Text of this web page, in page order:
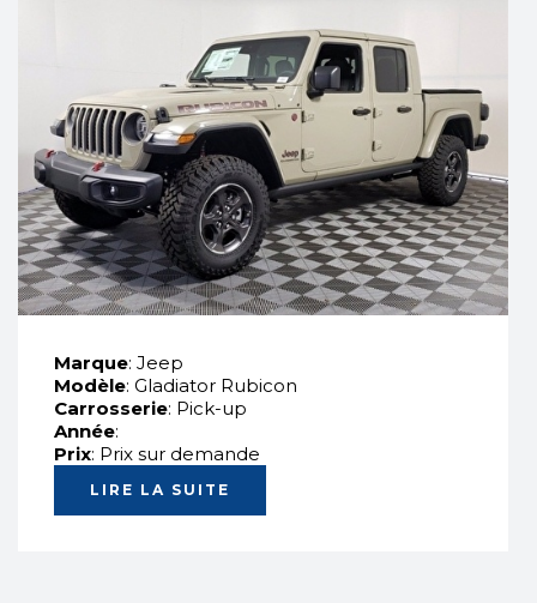
Marque: Jeep
Modèle: Gladiator Rubicon
Carrosserie: Pick-up
Année:
Prix: Prix sur demande
LIRE LA SUITE